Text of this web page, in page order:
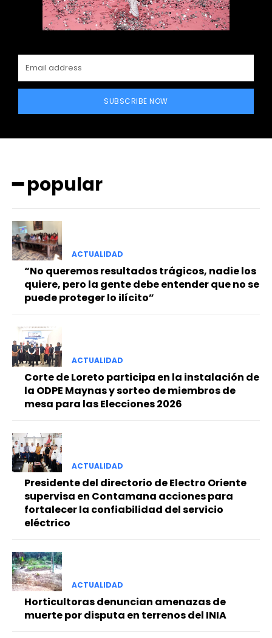
━ Planes
SUBSCRIBE NOW
━ popular
ACTUALIDAD
“No queremos resultados trágicos, nadie los
quiere, pero la gente debe entender que no se
puede proteger lo ilícito”
ACTUALIDAD
Corte de Loreto participa en la instalación de
la ODPE Maynas y sorteo de miembros de
mesa para las Elecciones 2026
ACTUALIDAD
Presidente del directorio de Electro Oriente
supervisa en Contamana acciones para
fortalecer la confiabilidad del servicio
eléctrico
ACTUALIDAD
Horticultoras denuncian amenazas de
muerte por disputa en terrenos del INIA